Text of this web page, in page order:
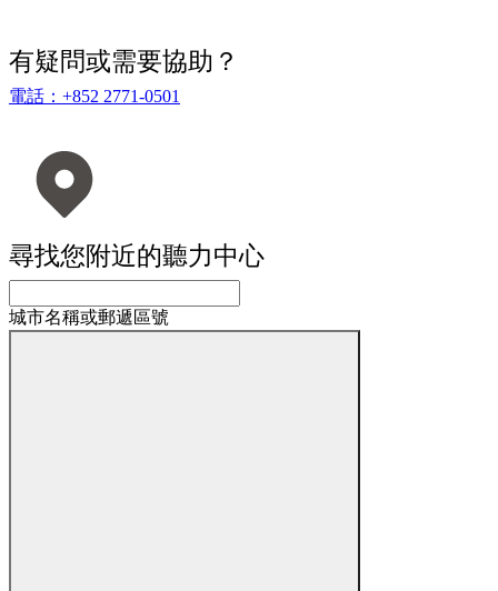
有疑問或需要協助？
電話：+852 2771-0501
尋找您附近的聽力中心
城市名稱或郵遞區號